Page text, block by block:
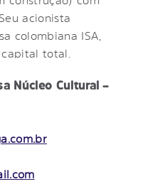
acionista
colombiana ISA,
total.
Núcleo Cultural –